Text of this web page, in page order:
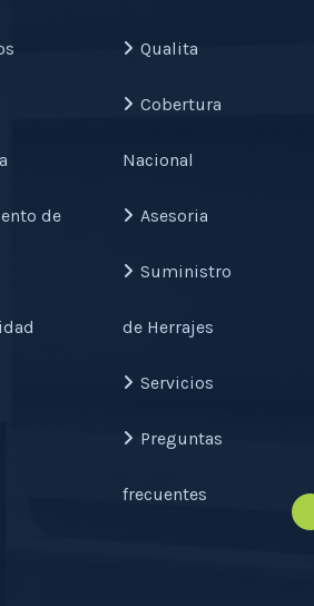
de
Qualita
Cobertura
Nacional
Asesoria
Suministro
de Herrajes
Servicios
Preguntas
frecuentes